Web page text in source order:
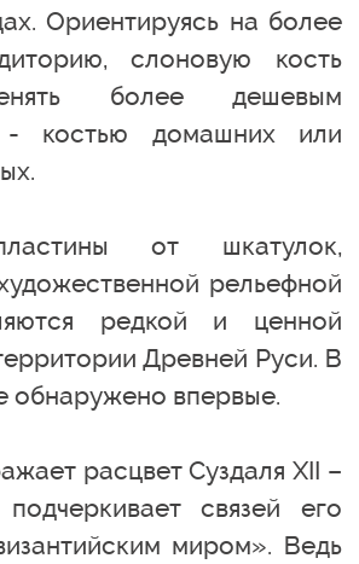
Ориентируясь на более
слоновую кость
более дешевым
- костью домашних или
от шкатулок,
рельефной
редкой и ценной
Древней Руси. В
обнаружено впервые.
расцвет Суздаля XII –
связей его
миром». Ведь